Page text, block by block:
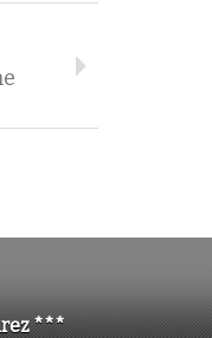
***